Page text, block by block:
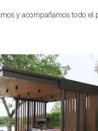
y acompañamos todo el